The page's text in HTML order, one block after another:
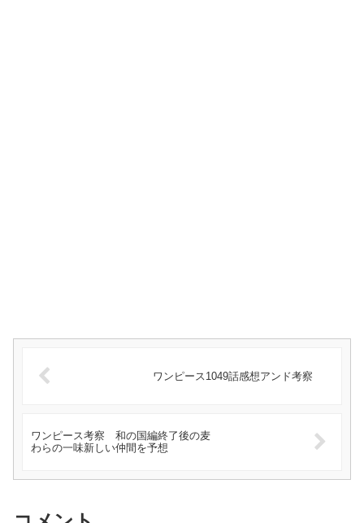
ワンピース1049話感想アンド考察
ワンピース考察 和の国編終了後の麦
わらの一味新しい仲間を予想